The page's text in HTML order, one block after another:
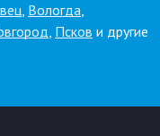
, Вологда,
, Псков и другие